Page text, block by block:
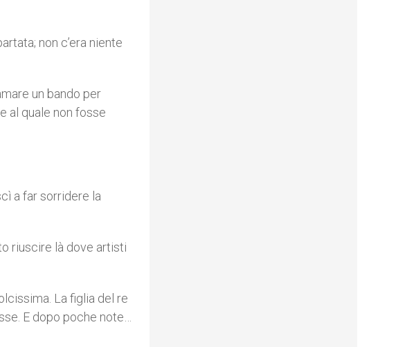
non c’era niente
un bando per
al quale non fosse
a far sorridere la
riuscire là dove artisti
La figlia del re
E dopo poche note…